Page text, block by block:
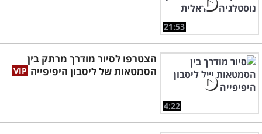
21:53
4:22
הצטרפו לסיור מודרך מרתק בין
הסמטאות של ליסבון היפיפייה